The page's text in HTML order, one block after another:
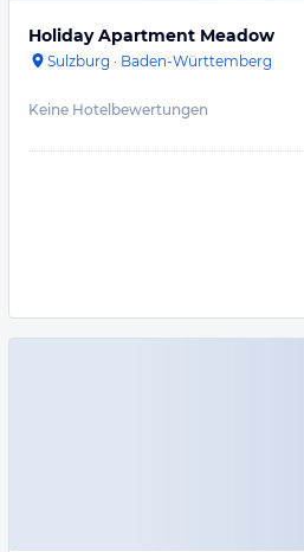
Holiday Apartment Meadow
Sulzburg · Baden-Württemberg
Keine Hotelbewertungen